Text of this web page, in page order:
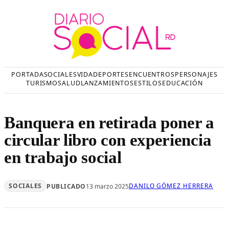
PORTADASOCIALESVIDADEPORTESENCUENTROSPERSONAJES
TURISMOSALUDLANZAMIENTOSESTILOSEDUCACIÓN
Banquera en retirada poner a
circular libro con experiencia
en trabajo social
SOCIALES PUBLICADO13 marzo 2025DANILO GÓMEZ HERRERA